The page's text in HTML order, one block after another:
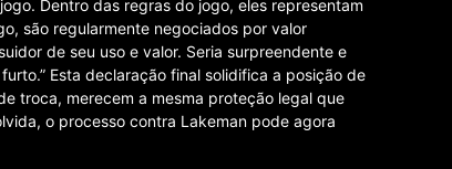
Dentro das regras do jogo, eles representam
são regularmente negociados por valor
de seu uso e valor. Seria surpreendente e
Esta declaração final solidifica a posição de
troca, merecem a mesma proteção legal que
o processo contra Lakeman pode agora